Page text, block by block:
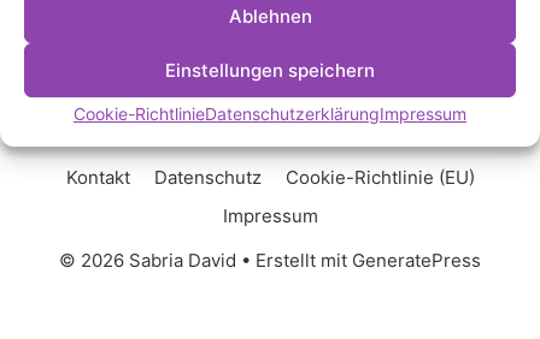
Ablehnen
Einstellungen speichern
Cookie-RichtlinieDatenschutzerklärungImpressum
Kontakt Datenschutz
Cookie-Richtlinie (EU)
Impressum
© 2026 Sabria David • Erstellt mit GeneratePress